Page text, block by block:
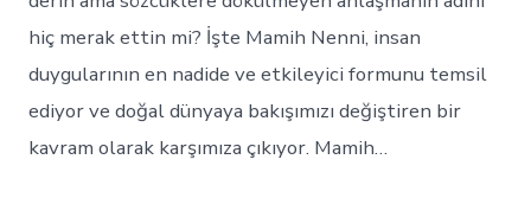
hiç merak ettin mi? İşte Mamih Nenni, insan
duygularının en nadide ve etkileyici formunu temsil
ediyor ve doğal dünyaya bakışımızı değiştiren bir
kavram olarak karşımıza çıkıyor. Mamih…